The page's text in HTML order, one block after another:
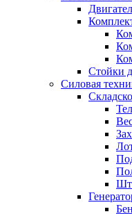
Стойки
Силовая